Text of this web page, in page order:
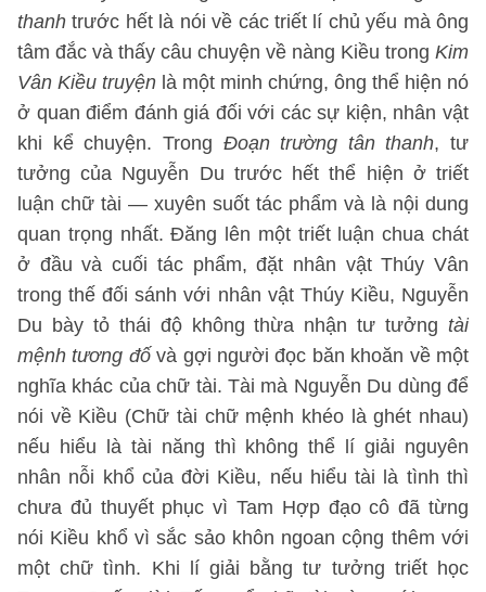
thanh trước hết là nói về các triết lí chủ yếu mà ông
tâm đắc và thấy câu chuyện về nàng Kiều trong Kim
Vân Kiều truyện là một minh chứng, ông thể hiện nó
ở quan điểm đánh giá đối với các sự kiện, nhân vật
khi kể chuyện. Trong Đoạn trường tân thanh, tư
tưởng của Nguyễn Du trước hết thể hiện ở triết
luận chữ tài — xuyên suốt tác phẩm và là nội dung
quan trọng nhất. Đăng lên một triết luận chua chát
ở đầu và cuối tác phẩm, đặt nhân vật Thúy Vân
trong thế đối sánh với nhân vật Thúy Kiều, Nguyễn
Du bày tỏ thái độ không thừa nhận tư tưởng tài
mệnh tương đốvà gợi người đọc băn khoăn về một
nghĩa khác của chữ tài. Tài mà Nguyễn Du dùng để
nói về Kiều (Chữ tài chữ mệnh khéo là ghét nhau)
nếu hiểu là tài năng thì không thể lí giải nguyên
nhân nỗi khổ của đời Kiều, nếu hiểu tài là tình thì
chưa đủ thuyết phục vì Tam Hợp đạo cô đã từng
nói Kiều khổ vì sắc sảo khôn ngoan cộng thêm với
một chữ tình. Khi lí giải bằng tư tưởng triết học